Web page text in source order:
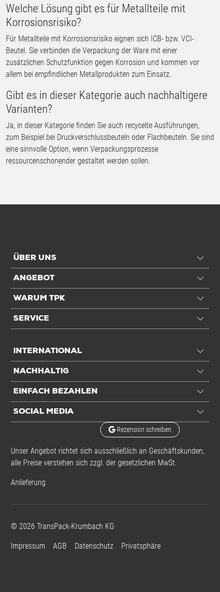
Welche Lösung gibt es für Metallteile mit
Korrosionsrisiko?
Für Metallteile mit Korrosionsrisiko eignen sich ICB- bzw. VCI-
Beutel. Sie verbinden die Verpackung der Ware mit einer
zusätzlichen Schutzfunktion gegen Korrosion und kommen vor
allem bei empfindlichen Metallprodukten zum Einsatz.
Gibt es in dieser Kategorie auch nachhaltigere
Varianten?
Ja, in dieser Kategorie finden Sie auch recycelte Ausführungen,
zum Beispiel bei Druckverschlussbeuteln oder Flachbeuteln. Sie sind
eine sinnvolle Option, wenn Verpackungsprozesse
ressourcenschonender gestaltet werden sollen.
ÜBER UNS
ANGEBOT
WARUM TPK
SERVICE
INTERNATIONAL
NACHHALTIG
EINFACH BEZAHLEN
SOCIAL MEDIA
Rezension schreiben
Unser Angebot richtet sich ausschließlich an Geschäftskunden,
alle Preise verstehen sich zzgl. der gesetzlichen MwSt.
Anlieferung
© 2026 TransPack-Krumbach KG
Impressum AGB Datenschutz Privatsphäre